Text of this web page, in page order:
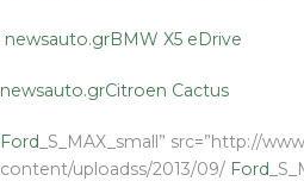
newsauto.grBMW X5 eDrive
newsauto.grCitroen Cactus
Ford _S_MAX_small” src=”http://
content/uploadss/2013/09/ Ford